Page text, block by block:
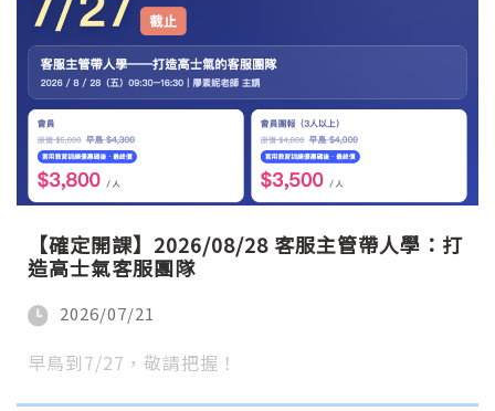
【確定開課】2026/08/28 客服主管帶人學：打
造高士氣客服團隊
2026/07/21
早鳥到7/27，敬請把握！